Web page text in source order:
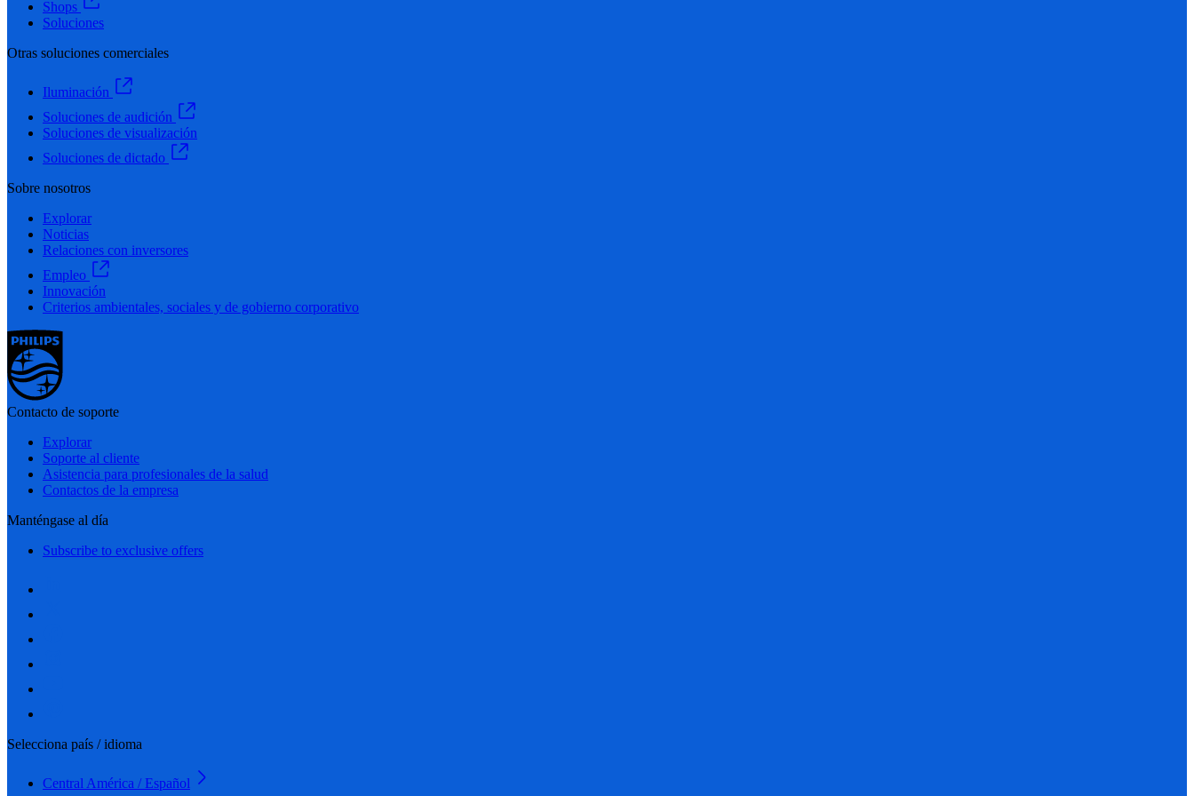
Shops
Soluciones
Otras soluciones comerciales
Iluminación
Soluciones de audición
Soluciones de visualización
Soluciones de dictado
Sobre nosotros
Explorar
Noticias
Relaciones con inversores
Empleo
Innovación
Criterios ambientales, sociales y de gobierno corporativo
Contacto de soporte
Explorar
Soporte al cliente
Asistencia para profesionales de la salud
Contactos de la empresa
Manténgase al día
Subscribe to exclusive offers
Selecciona país / idioma
Central América / Español